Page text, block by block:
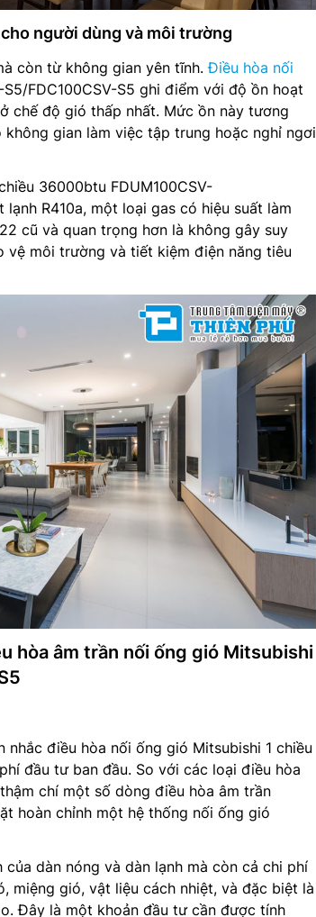
người dùng và môi trường
còn từ không gian yên tĩnh.Điều hòa nối
S5/FDC100CSV-S5 ghi điểm với độ ồn hoạt
chế độ gió thấp nhất. Mức ồn này tương
gian làm việc tập trung hoặc nghỉ ngơi
36000btu FDUM100CSV-
R410a, một loại gas có hiệu suất làm
cũ và quan trọng hơn là không gây suy
vệ môi trường và tiết kiệm điện năng tiêu
hòa âm trần nối ống gió Mitsubishi
điều hòa nối ống gió Mitsubishi 1 chiều
đầu tư ban đầu. So với các loại điều hòa
chí một số dòng điều hòa âm trần
hoàn chỉnh một hệ thống nối ống gió
dàn nóng và dàn lạnh mà còn cả chi phí
miệng gió, vật liệu cách nhiệt, và đặc biệt là
Đây là một khoản đầu tư cần được tính